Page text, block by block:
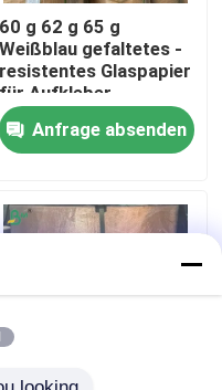
60 g 62 g 65 g
Weißblau gefaltetes -
resistentes Glaspapier
für Aufkleber
Anfrage absenden